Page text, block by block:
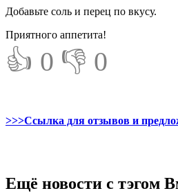
Добавьте соль и перец по вкусу.
Приятного аппетита!
👍 0 👎 0
>>>Ссылка для отзывов и
Ещё новости с тэгом